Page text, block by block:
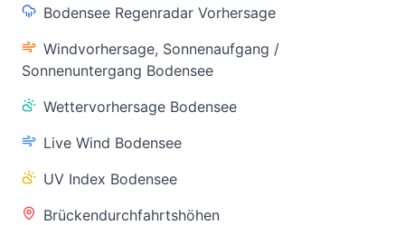
Bodensee Regenradar Vorhersage
Windvorhersage, Sonnenaufgang /
Sonnenuntergang Bodensee
Wettervorhersage Bodensee
Live Wind Bodensee
UV Index Bodensee
Brückendurchfahrtshöhen
(Konstanz)
Wassertemperatur
(Friedrichshafen)
Warnstatus
✅ Keine
Warnung